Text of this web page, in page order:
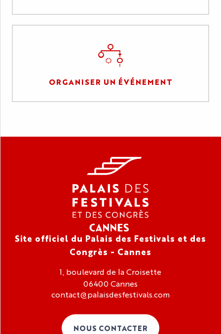
ORGANISER UN ÉVÉNEMENT
Site officiel du Palais des Festivals et des
Congrès - Cannes
1, boulevard de la Croisette
06400 Cannes
contact@palaisdesfestivals.com
NOUS CONTACTER